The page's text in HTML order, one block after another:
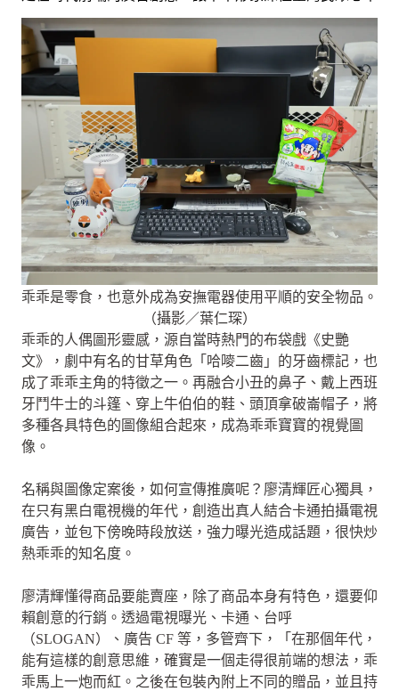
乖乖是零食，也意外成為安撫電器使用平順的安全物品。
（攝影／葉仁琛）
乖乖的人偶圖形靈感，源自當時熱門的布袋戲《史艷
文》，劇中有名的甘草角色「哈嘜二齒」的牙齒標記，也
成了乖乖主角的特徵之一。再融合小丑的鼻子、戴上西班
牙鬥牛士的斗篷、穿上牛伯伯的鞋、頭頂拿破崙帽子，將
多種各具特色的圖像組合起來，成為乖乖寶寶的視覺圖
像。
名稱與圖像定案後，如何宣傳推廣呢？廖清輝匠心獨具，
在只有黑白電視機的年代，創造出真人結合卡通拍攝電視
廣告，並包下傍晚時段放送，強力曝光造成話題，很快炒
熱乖乖的知名度。
廖清輝懂得商品要能賣座，除了商品本身有特色，還要仰
賴創意的行銷。透過電視曝光、卡通、台呼
（SLOGAN）、廣告 CF 等，多管齊下，「在那個年代，
能有這樣的創意思維，確實是一個走得很前端的想法，乖
乖馬上一炮而紅。之後在包裝內附上不同的贈品，並且持